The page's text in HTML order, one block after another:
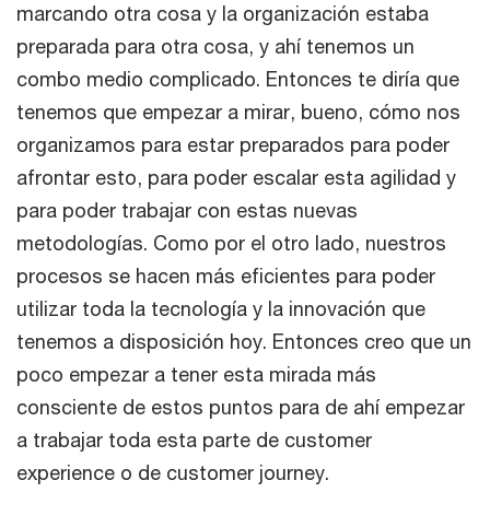
marcando otra cosa y la organización estaba
preparada para otra cosa, y ahí tenemos un
combo medio complicado. Entonces te diría que
tenemos que empezar a mirar, bueno, cómo nos
organizamos para estar preparados para poder
afrontar esto, para poder escalar esta agilidad y
para poder trabajar con estas nuevas
metodologías. Como por el otro lado, nuestros
procesos se hacen más eficientes para poder
utilizar toda la tecnología y la innovación que
tenemos a disposición hoy. Entonces creo que un
poco empezar a tener esta mirada más
consciente de estos puntos para de ahí empezar
a trabajar toda esta parte de customer
experience o de customer journey.